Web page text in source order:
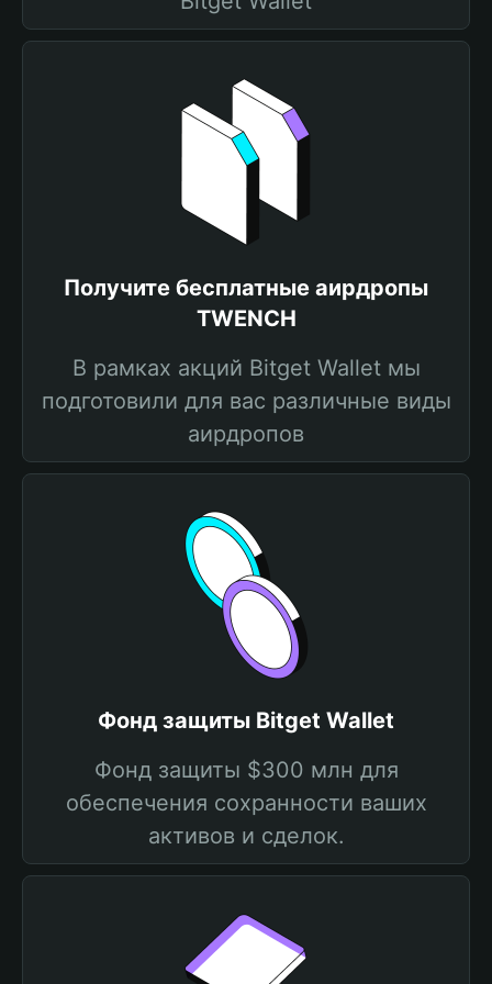
Получите бесплатные аирдропы
TWENCH
В рамках акций Bitget Wallet мы
подготовили для вас различные виды
аирдропов
Фонд защиты Bitget Wallet
Фонд защиты $300 млн для
обеспечения сохранности ваших
активов и сделок.